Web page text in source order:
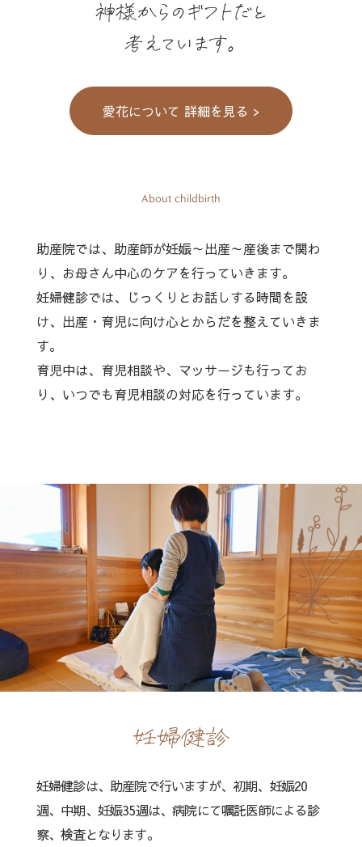
神様からのギフトだと
考えています。
愛花について 詳細を見る >
About childbirth
助産院では、助産師が妊娠～出産～産後まで関わ
り、お母さん中心のケアを行っていきます。
妊婦健診では、じっくりとお話しする時間を設
け、出産・育児に向け心とからだを整えていきま
す。
育児中は、育児相談や、マッサージも行ってお
り、いつでも育児相談の対応を行っています。
妊婦健診
妊婦健診は、助産院で行いますが、初期、妊娠20
週、中期、妊娠35週は、病院にて嘱託医師による診
察、検査となります。